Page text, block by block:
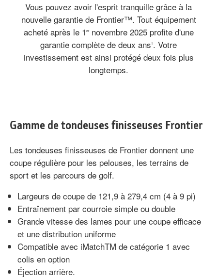
Vous pouvez avoir l'esprit tranquille grâce à la
nouvelle garantie de Frontier™. Tout équipement
acheté après le 1 ernovembre 2025 profite d'une
garantie complète de deux ans1 . Votre
investissement est ainsi protégé deux fois plus
longtemps.
Gamme de tondeuses finisseuses Frontier
Les tondeuses finisseuses de Frontier donnent une
coupe régulière pour les pelouses, les terrains de
sport et les parcours de golf.
Largeurs de coupe de 121,9 à 279,4 cm (4 à 9 pi)
Entraînement par courroie simple ou double
Grande vitesse des lames pour une coupe efficace
et une distribution uniforme
Compatible avec iMatchTM de catégorie 1 avec
colis en option
Éjection arrière.